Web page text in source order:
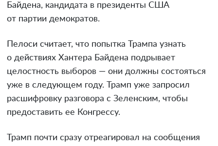
Байдена, кандидата в президенты США
от партии демократов.
Пелоси считает, что попытка Трампа узнать
о действиях Хантера Байдена подрывает
целостность выборов — они должны состояться
уже в следующем году. Трамп уже запросил
расшифровку разговора с Зеленским, чтобы
предоставить ее Конгрессу.
Трамп почти сразу отреагировал на сообщения